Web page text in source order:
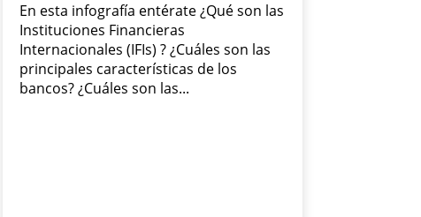
En esta infografía entérate ¿Qué son las
Instituciones Financieras
Internacionales (IFIs) ? ¿Cuáles son las
principales características de los
bancos? ¿Cuáles son las...